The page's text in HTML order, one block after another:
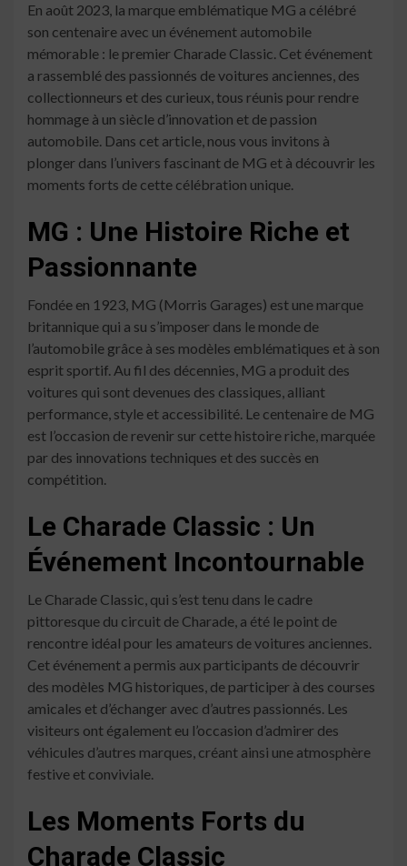
En août 2023, la marque emblématique MG a célébré
son centenaire avec un événement automobile
mémorable : le premier Charade Classic. Cet événement
a rassemblé des passionnés de voitures anciennes, des
collectionneurs et des curieux, tous réunis pour rendre
hommage à un siècle d’innovation et de passion
automobile. Dans cet article, nous vous invitons à
plonger dans l’univers fascinant de MG et à découvrir les
moments forts de cette célébration unique.
MG : Une Histoire Riche et
Passionnante
Fondée en 1923, MG (Morris Garages) est une marque
britannique qui a su s’imposer dans le monde de
l’automobile grâce à ses modèles emblématiques et à son
esprit sportif. Au fil des décennies, MG a produit des
voitures qui sont devenues des classiques, alliant
performance, style et accessibilité. Le centenaire de MG
est l’occasion de revenir sur cette histoire riche, marquée
par des innovations techniques et des succès en
compétition.
Le Charade Classic : Un
Événement Incontournable
Le Charade Classic, qui s’est tenu dans le cadre
pittoresque du circuit de Charade, a été le point de
rencontre idéal pour les amateurs de voitures anciennes.
Cet événement a permis aux participants de découvrir
des modèles MG historiques, de participer à des courses
amicales et d’échanger avec d’autres passionnés. Les
visiteurs ont également eu l’occasion d’admirer des
véhicules d’autres marques, créant ainsi une atmosphère
festive et conviviale.
Les Moments Forts du
Charade Classic